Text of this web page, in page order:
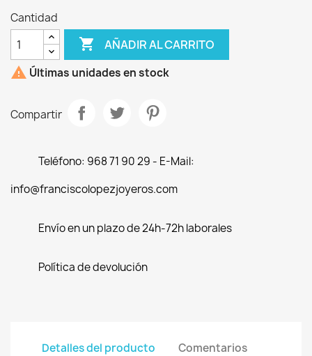
Cantidad
 AÑADIR AL CARRITO
 Últimas unidades en stock
Compartir
Teléfono: 968 71 90 29 - E-Mail:
info@franciscolopezjoyeros.com
Envío en un plazo de 24h-72h laborales
Política de devolución
Detalles del producto Comentarios